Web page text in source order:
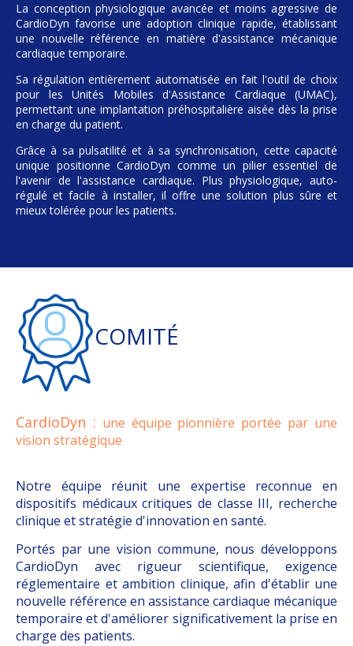
La conception physiologique avancée et moins agressive de
CardioDyn favorise une adoption clinique rapide, établissant
une nouvelle référence en matière d'assistance mécanique
cardiaque temporaire.
Sa régulation entièrement automatisée en fait l'outil de choix
pour les Unités Mobiles d'Assistance Cardiaque (UMAC),
permettant une implantation préhospitalière aisée dès la prise
en charge du patient.
Grâce à sa pulsatilité et à sa synchronisation, cette capacité
unique positionne CardioDyn comme un pilier essentiel de
l'avenir de l'assistance cardiaque. Plus physiologique, auto-
régulé et facile à installer, il offre une solution plus sûre et
mieux tolérée pour les patients.
COMITÉ
CardioDyn : une équipe pionnière portée par une
vision stratégique
Notre équipe réunit une expertise reconnue en
dispositifs médicaux critiques de classe III, recherche
clinique et stratégie d'innovation en santé.
Portés par une vision commune, nous développons
CardioDyn avec rigueur scientifique, exigence
réglementaire et ambition clinique, afin d'établir une
nouvelle référence en assistance cardiaque mécanique
temporaire et d'améliorer significativement la prise en
charge des patients.